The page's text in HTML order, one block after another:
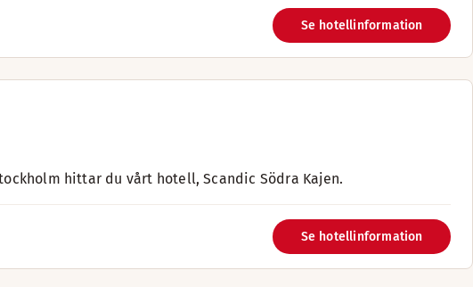
Se hotellinformation
hittar du vårt hotell, Scandic Södra Kajen.
Se hotellinformation